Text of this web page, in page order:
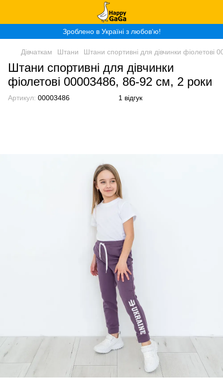
Зроблено в Україні з любов‘ю!
Дівчаткам Штани Штани спортивні для дівчинки фіолетові
Штани спортивні для дівчинки
фіолетові 00003486, 86-92 см, 2 роки
Артикул: 00003486 1 відгук